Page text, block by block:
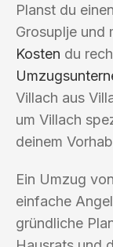
Planst du
Grosuplje und
Kosten du
Villach aus
um Villach
deinem
Ein Umzug
einfache
gründliche